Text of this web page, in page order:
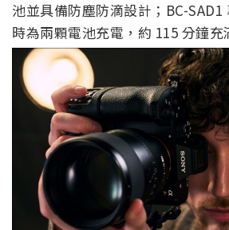
池並具備防塵防滴設計；BC-
時為兩顆電池充電，約 115 分鐘充